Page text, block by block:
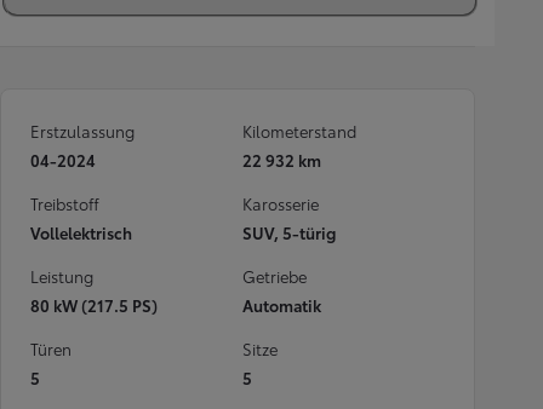
Erstzulassung
04-2024
Kilometerstand
22 932 km
Treibstoff
Vollelektrisch
Karosserie
SUV, 5-türig
Leistung
80 kW (217.5 PS)
Getriebe
Automatik
Türen
5
Sitze
5